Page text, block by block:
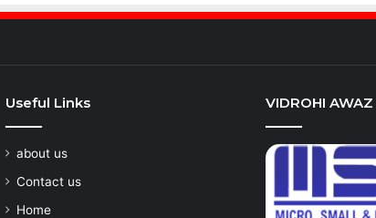
Useful Links
about us
Contact us
Home
VIDROHI AWAZ